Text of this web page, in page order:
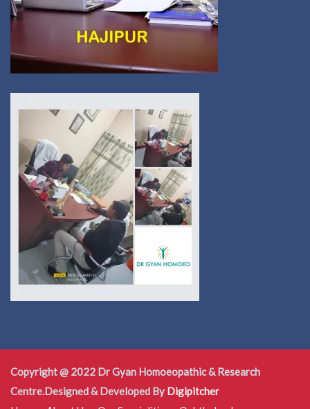
Copyright @ 2022 Dr Gyan Homoeopathic & Research
Centre.Designed & Developed By Digipitcher